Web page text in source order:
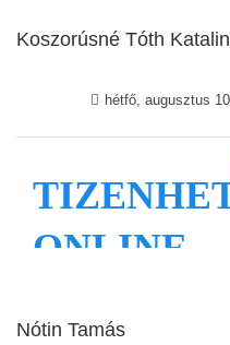
Koszorúsné Tóth Katalin
Nótin Tamás